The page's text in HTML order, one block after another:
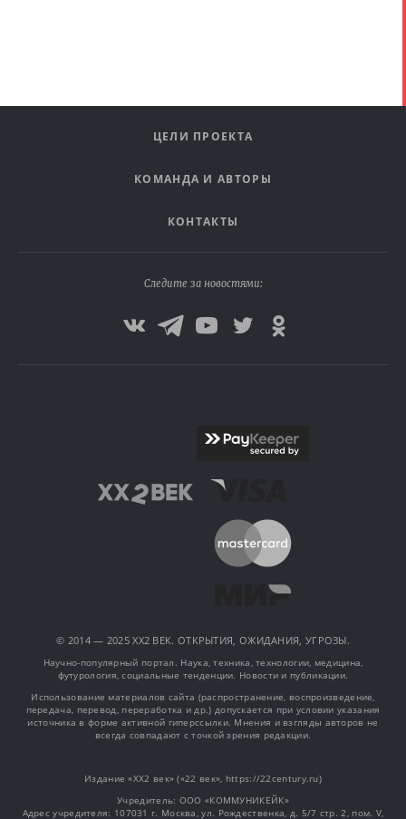
ЦЕЛИ ПРОЕКТА
КОМАНДА И АВТОРЫ
КОНТАКТЫ
Следите за новостями:
© 2014 — 2025 XX2 ВЕК. ОТКРЫТИЯ, ОЖИДАНИЯ, УГРОЗЫ.
Научно-популярный портал. Наука, техника, технологии, медицина,
футурология, социальные тенденции. Новости и публикации.
Использование материалов сайта (распространение, воспроизведение,
передача, перевод, переработка и др.) допускается при условии указания
источника в форме активной гиперссылки. Мнения и взгляды авторов не
всегда совпадают с точкой зрения редакции.
Издание «XX2 век» («22 век», https://22century.ru)
Учредитель: OOO «КОММУНИКЕЙК»
Адрес учредителя: 107031 г. Москва, ул. Рождественка, д. 5/7 стр. 2, пом. V,